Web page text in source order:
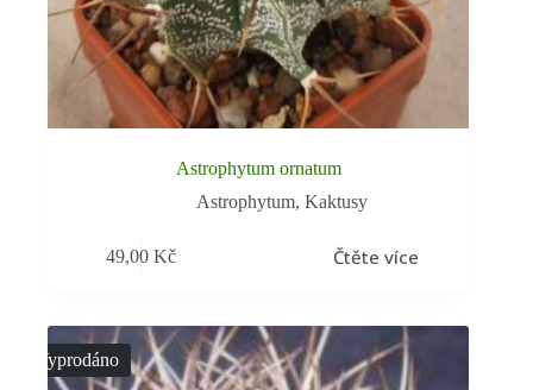
Astrophytum ornatum
Astrophytum,Kaktusy
49,00Kč Čtěte více
Vyprodáno